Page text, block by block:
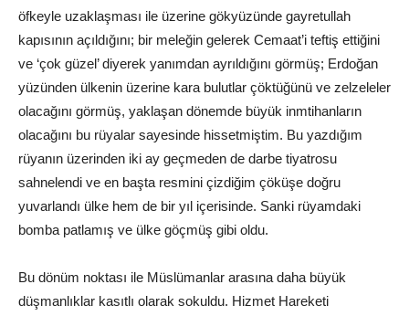
öfkeyle uzaklaşması ile üzerine gökyüzünde gayretullah
kapısının açıldığını; bir meleğin gelerek Cemaat’i teftiş ettiğini
ve ‘çok güzel’ diyerek yanımdan ayrıldığını görmüş; Erdoğan
yüzünden ülkenin üzerine kara bulutlar çöktüğünü ve zelzeleler
olacağını görmüş, yaklaşan dönemde büyük inmtihanların
olacağını bu rüyalar sayesinde hissetmiştim. Bu yazdığım
rüyanın üzerinden iki ay geçmeden de darbe tiyatrosu
sahnelendi ve en başta resmini çizdiğim çöküşe doğru
yuvarlandı ülke hem de bir yıl içerisinde. Sanki rüyamdaki
bomba patlamış ve ülke göçmüş gibi oldu.
Bu dönüm noktası ile Müslümanlar arasına daha büyük
düşmanlıklar kasıtlı olarak sokuldu. Hizmet Hareketi